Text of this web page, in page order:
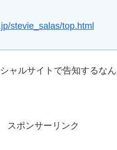
stevie_salas/top.html
ャルサイトで告知するなん
スポンサーリンク